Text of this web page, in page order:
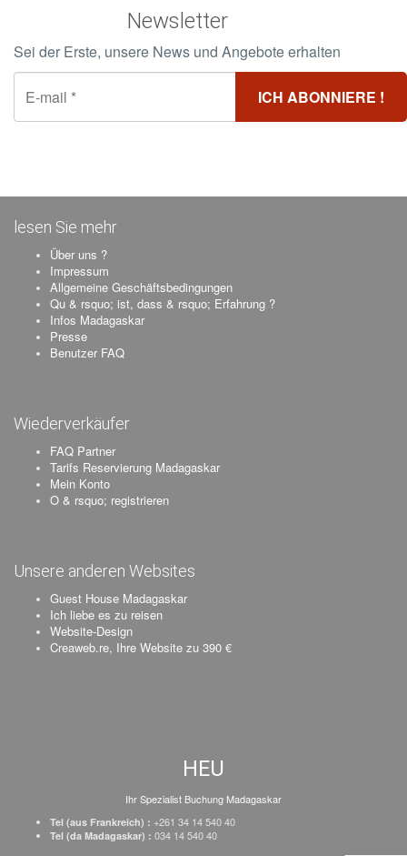
Newsletter
Sei der Erste, unsere News und Angebote erhalten
lesen Sie mehr
Über uns ?
Impressum
Allgemeine Geschäftsbedingungen
Qu & rsquo; ist, dass & rsquo; Erfahrung ?
Infos Madagaskar
Presse
Benutzer FAQ
Wiederverkäufer
FAQ Partner
Tarifs Reservierung Madagaskar
Mein Konto
O & rsquo; registrieren
Unsere anderen Websites
Guest House Madagaskar
Ich liebe es zu reisen
Website-Design
Creaweb.re, Ihre Website zu 390 €
HEU
Ihr Spezialist Buchung Madagaskar
Tel (aus Frankreich) : +261 34 14 540 40
Tel (da Madagaskar) : 034 14 540 40